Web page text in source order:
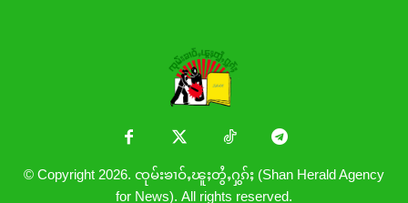
© Copyright 2026. ၸုမ်းၶၢဝ်ႇၽူႈတွႆႇႁွၵ်ႈ (Shan Herald Agency
for News). All rights reserved.